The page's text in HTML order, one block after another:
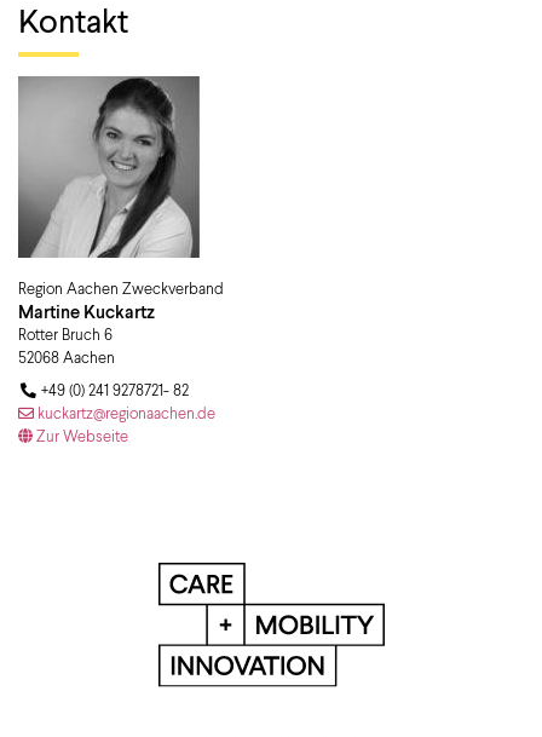
Kontakt
Region Aachen Zweckverband
Martine Kuckartz
Rotter Bruch 6
52068Aachen
+49 (0) 241 9278721- 82
kuckartz@regionaachen.de
Zur Webseite